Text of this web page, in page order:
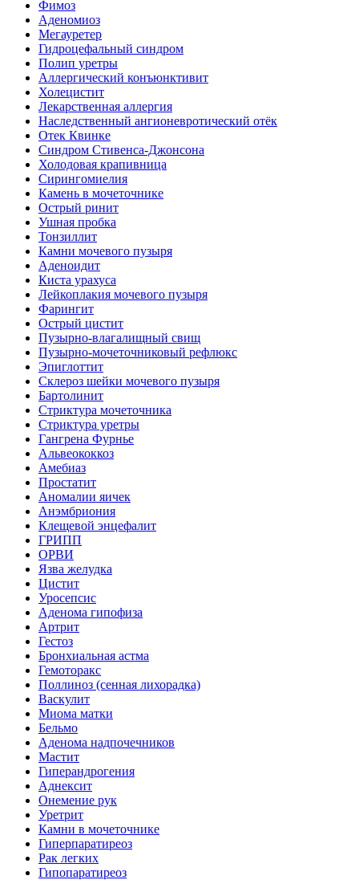
Фимоз
Аденомиоз
Мегауретер
Гидроцефальный синдром
Полип уретры
Аллергический конъюнктивит
Холецистит
Лекарственная аллергия
Наследственный ангионевротический отёк
Отек Квинке
Синдром Стивенса-Джонсона
Холодовая крапивница
Сирингомиелия
Камень в мочеточнике
Острый ринит
Ушная пробка
Тонзиллит
Камни мочевого пузыря
Аденоидит
Киста урахуса
Лейкоплакия мочевого пузыря
Фарингит
Острый цистит
Пузырно-влагалищный свищ
Пузырно-мочеточниковый рефлюкс
Эпиглоттит
Склероз шейки мочевого пузыря
Бартолинит
Стриктура мочеточника
Стриктура уретры
Гангрена Фурнье
Альвеококкоз
Амебиаз
Простатит
Аномалии яичек
Анэмбриония
Клещевой энцефалит
ГРИПП
ОРВИ
Язва желудка
Цистит
Уросепсис
Аденома гипофиза
Артрит
Гестоз
Бронхиальная астма
Гемоторакс
Поллиноз (сенная лихорадка)
Васкулит
Миома матки
Бельмо
Аденома надпочечников
Мастит
Гиперандрогения
Аднексит
Онемение рук
Уретрит
Камни в мочеточнике
Гиперпаратиреоз
Рак легких
Гипопаратиреоз